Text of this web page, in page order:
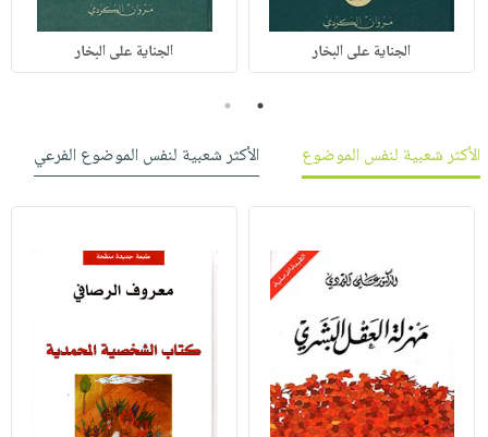
الجناية على البخار الجناية على البخار
1
2
الأكثر شعبية لنفس الموضوع
الأكثر شعبية لنفس الموضوع الفرعي